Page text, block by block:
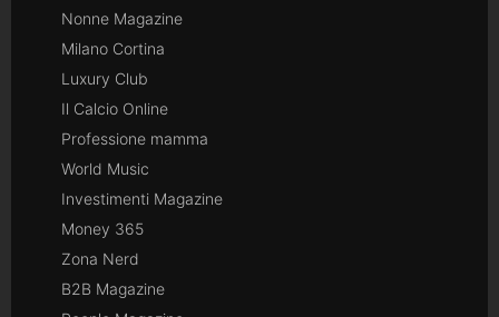
Nonne Magazine
Milano Cortina
Luxury Club
Il Calcio Online
Professione mamma
World Music
Investimenti Magazine
Money 365
Zona Nerd
B2B Magazine